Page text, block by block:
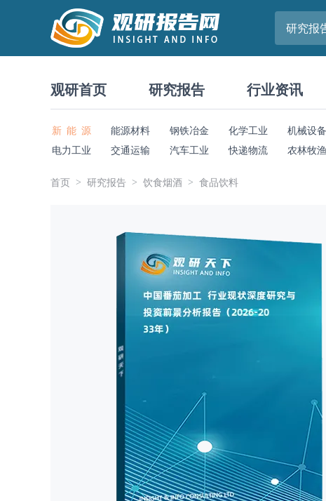
研究报
观研首页 研究报告 行业资讯
新 能 源 能源材料 钢铁冶金 化学工业
机械设备
电力工业
交通运输 汽车工业 快递物流 农林牧渔
首页 研究报告 饮食烟酒 食品饮料